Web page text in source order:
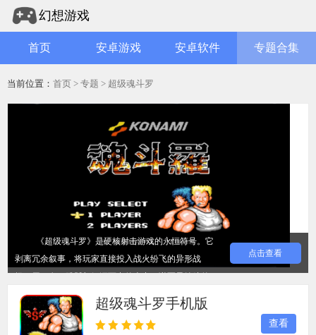
幻想游戏
首页 安卓游戏 安卓软件 专题合集
当前位置： 首页 > 专题 > 超级魂斗罗
《超级魂斗罗》是硬核射击游戏的永恒符号。它
剥离冗余叙事，将玩家直接投入战火纷飞的异形战
场，用狂奔、跳跃与倾泻而出的火力，谱写最纯粹的
街机暴力美学。游戏以极致的压迫感著称，敌兵从四
面八方涌来，枪林弹雨间唯有靠肌肉记忆与直觉求
生。多样化的武器系统赋予战斗层次感，而双人合作
点击查看
查看
超级魂斗罗手机版